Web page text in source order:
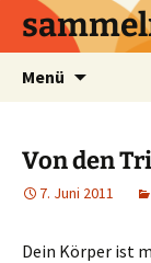
Menü
Von den
7. Juni 2011
Dein Körper ist